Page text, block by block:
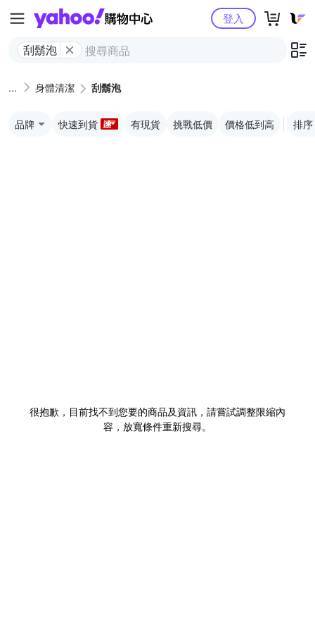
Yahoo購物中心
刮鬍泡
登入
身體清潔 刮鬍泡
品牌 快速到貨 有現貨 挑戰低價 價格低到高 排序
很抱歉，目前找不到您要的商品及資訊，請嘗試調整限縮內
容，放寬條件重新搜尋。